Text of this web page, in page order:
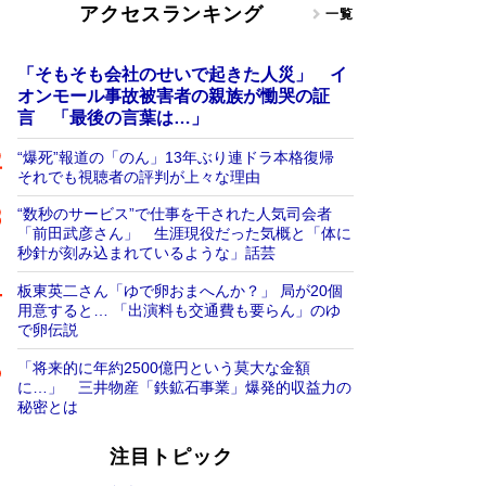
アクセスランキング 一覧
「そもそも会社のせいで起きた人災」 イ
オンモール事故被害者の親族が慟哭の証
言 「最後の言葉は…」
“爆死”報道の「のん」13年ぶり連ドラ本格復帰
それでも視聴者の評判が上々な理由
“数秒のサービス”で仕事を干された人気司会者
「前田武彦さん」 生涯現役だった気概と「体に
秒針が刻み込まれているような」話芸
板東英二さん「ゆで卵おまへんか？」 局が20個
用意すると… 「出演料も交通費も要らん」のゆ
で卵伝説
「将来的に年約2500億円という莫大な金額
に…」 三井物産「鉄鉱石事業」爆発的収益力の
秘密とは
注目トピック